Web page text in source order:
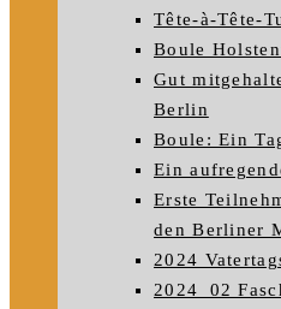
Tête-à-Tête-
Boule
Gut
Berlin
Boule: Ein
Ein
Erste
den Berliner
2024
2024_02